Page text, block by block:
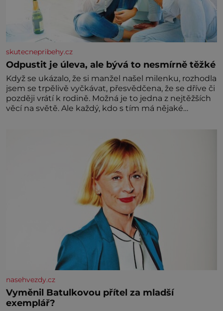
skutecnepribehy.cz
Odpustit je úleva, ale bývá to nesmírně těžké
Když se ukázalo, že si manžel našel milenku, rozhodla
jsem se trpělivě vyčkávat, přesvědčena, že se dříve či
později vrátí k rodině. Možná je to jedna z nejtěžších
věcí na světě. Ale každý, kdo s tím má nějaké
nasehvezdy.cz
Vyměnil Batulkovou přítel za mladší
exemplář?